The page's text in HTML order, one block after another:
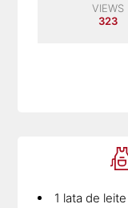
VIEWS
323
1 lata de